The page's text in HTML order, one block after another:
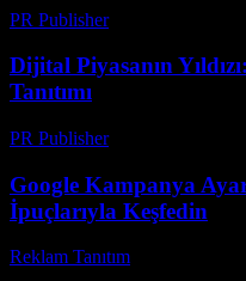
PR Publisher-
Dijital Piyasanın
Tanıtımı
PR Publisher-
Google Kampanya
İpuçlarıyla Keşfedin
Reklam Tanıtım